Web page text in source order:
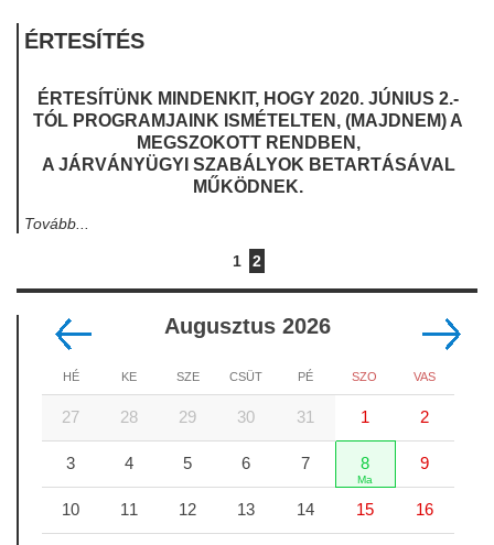
ÉRTESÍTÉS
ÉRTESÍTÜNK MINDENKIT, HOGY 2020. JÚNIUS 2.-
TÓL PROGRAMJAINK ISMÉTELTEN, (MAJDNEM) A
MEGSZOKOTT RENDBEN,
A JÁRVÁNYÜGYI SZABÁLYOK BETARTÁSÁVAL
MŰKÖDNEK.
Tovább...
1 2
Augusztus 2026
HÉ KE SZE CSÜT PÉ SZO VAS
27 28 29 30 31 1 2
3 4 5 6 7 8 9
10 11 12 13 14 15 16